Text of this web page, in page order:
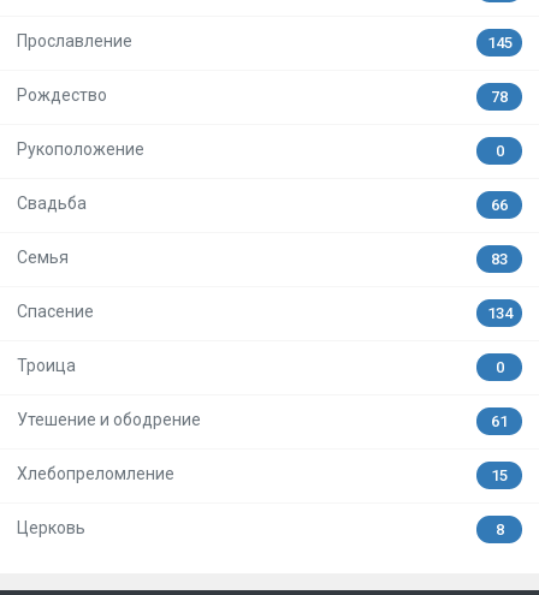
Прославление 145
Рождество 78
Рукоположение 0
Свадьба 66
Семья 83
Спасение 134
Троица 0
Утешение и ободрение 61
Хлебопреломление 15
Церковь 8